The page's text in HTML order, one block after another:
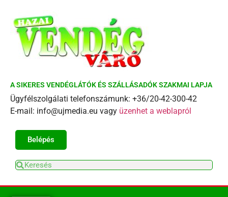
A SIKERES VENDÉGLÁTÓK ÉS SZÁLLÁSADÓK SZAKMAI LAPJA
Ügyfélszolgálati telefonszámunk: +36/20-42-300-42
E-mail: info@ujmedia.eu vagy üzenhet a weblapról
Belépés